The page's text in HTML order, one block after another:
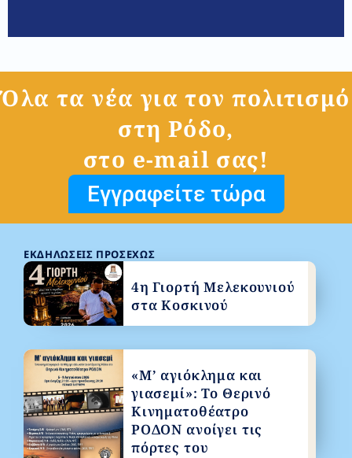
Όλα τα νέα για τον πολιτισμό
στη Ρόδο,
στο e-mail σας!
Εγγραφείτε τώρα
ΕΚΔΗΛΏΣΕΙΣ ΠΡΟΣΕΧΏΣ
4η Γιορτή Μελεκουνιού
στα Κοσκινού
«Μ’ αγιόκλημα και
γιασεμί»: Το Θερινό
Κινηματοθέατρο
ΡΟΔΟΝ ανοίγει τις
πόρτες του